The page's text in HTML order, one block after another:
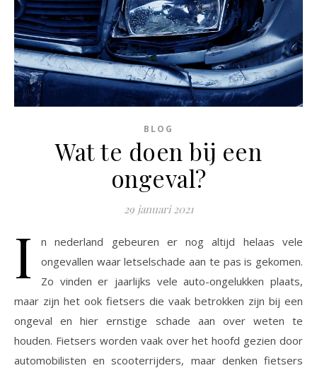
BLOG
Wat te doen bij een
ongeval?
29 januari 2021
I
n nederland gebeuren er nog altijd helaas vele
ongevallen waar letselschade aan te pas is gekomen.
Zo vinden er jaarlijks vele auto-ongelukken plaats,
maar zijn het ook fietsers die vaak betrokken zijn bij een
ongeval en hier ernstige schade aan over weten te
houden. Fietsers worden vaak over het hoofd gezien door
automobilisten en scooterrijders, maar denken fietsers